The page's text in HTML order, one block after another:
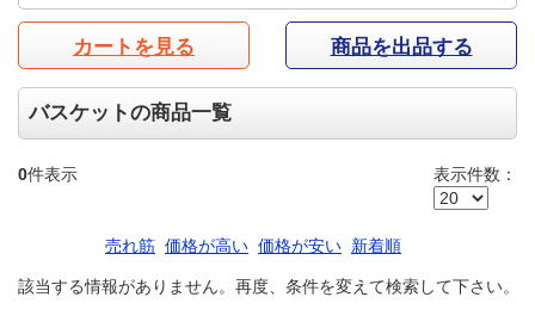
カートを見る 商品を出品する
バスケットの商品一覧
0件表示 表示件数：
売れ筋 価格が高い 価格が安い 新着順
該当する情報がありません。再度、条件を変えて検索して下さい。